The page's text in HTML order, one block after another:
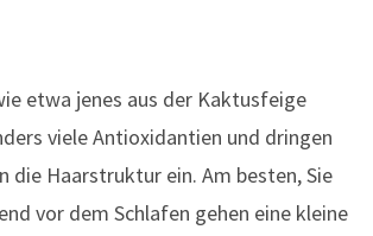
etwa jenes aus der Kaktusfeige
viele Antioxidantien und dringen
die Haarstruktur ein. Am besten, Sie
vor dem Schlafen gehen eine kleine